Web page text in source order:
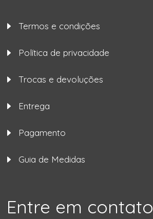
Termos e condições
Política de privacidade
Trocas e devoluções
Entrega
Pagamento
Guia de Medidas
Entre em contato